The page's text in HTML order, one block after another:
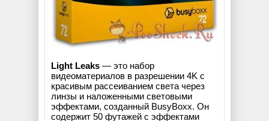
Light Leaks — это набор
видеоматериалов в разрешении 4K с
красивым рассеиванием света через
линзы и наложенными световыми
эффектами, созданный BusyBoxx. Он
содержит 50 футажей с эффектами